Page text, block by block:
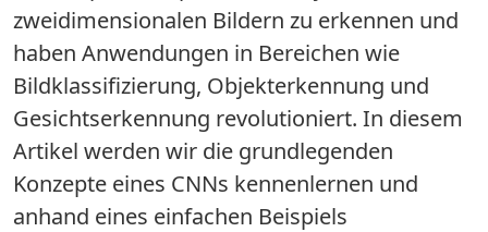
zweidimensionalen Bildern zu erkennen und
haben Anwendungen in Bereichen wie
Bildklassifizierung, Objekterkennung und
Gesichtserkennung revolutioniert. In diesem
Artikel werden wir die grundlegenden
Konzepte eines CNNs kennenlernen und
anhand eines einfachen Beispiels